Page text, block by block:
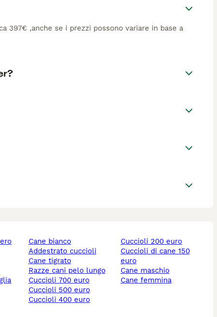
397€ ,anche se i prezzi possono variare in base a
cane bianco
addestrato cuccioli
cane tigrato
razze cani pelo lungo
cuccioli 700 euro
cuccioli 500 euro
cuccioli 400 euro
cuccioli 200 euro
cuccioli di cane 150
euro
cane maschio
cane femmina